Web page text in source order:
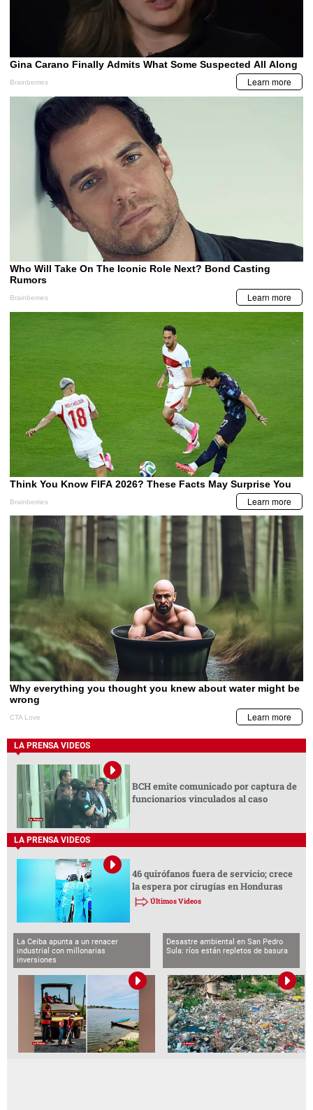
LA PRENSA VIDEOS
BCH emite comunicado por captura de
funcionarios vinculados al caso
LA PRENSA VIDEOS
46 quirófanos fuera de servicio; crece
la espera por cirugías en Honduras
Últimos Videos
La Ceiba apunta a un renacer
industrial con millonarias
inversiones
Desastre ambiental en San Pedro
Sula: ríos están repletos de basura